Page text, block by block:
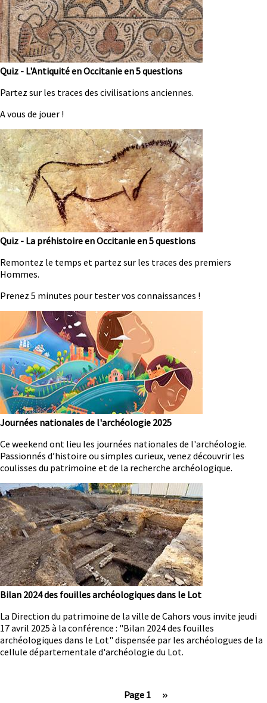
Quiz - L'Antiquité en Occitanie en 5 questions
Résumé
Partez sur les traces des civilisations anciennes.
A vous de jouer !
Image
Quiz - La préhistoire en Occitanie en 5 questions
Résumé
Remontez le temps et partez sur les traces des premiers
Hommes.
Prenez 5 minutes pour tester vos connaissances !
Image
Journées nationales de l'archéologie 2025
Résumé
Ce weekend ont lieu les journées nationales de l'archéologie.
Passionnés d’histoire ou simples curieux, venez découvrir les
coulisses du patrimoine et de la recherche archéologique.
Image
Bilan 2024 des fouilles archéologiques dans le Lot
Résumé
La Direction du patrimoine de la ville de Cahors vous invite jeudi
17 avril 2025 à la conférence : "Bilan 2024 des fouilles
archéologiques dans le Lot" dispensée par les archéologues de la
cellule départementale d'archéologie du Lot.
Page 1
Page
››